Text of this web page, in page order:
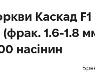
Каскад F1
(фрак. 1.6-1.8
насінин